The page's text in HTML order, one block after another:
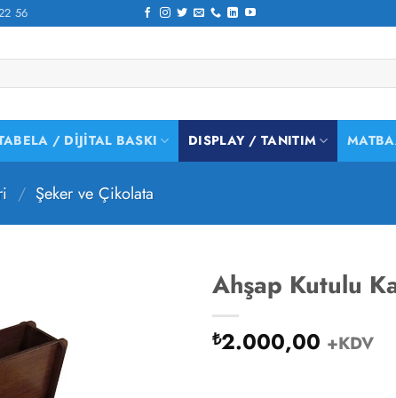
56
/ DIJITAL BASKI DISPLAY / TANITIM
/ Şeker ve Çikolata
Ahşap Kutulu
₺2.000,00 +KDV